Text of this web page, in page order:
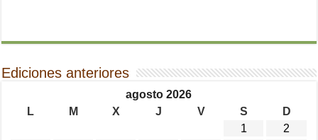
Ediciones anteriores
agosto 2026
L
M X J V S
D
1
2